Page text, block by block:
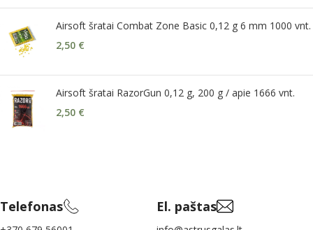
Airsoft šratai Combat Zone Basic 0,12 g 6 mm 1000 vnt.
2,50 €
Airsoft šratai RazorGun 0,12 g, 200 g / apie 1666 vnt.
2,50 €
Telefonas El. paštas